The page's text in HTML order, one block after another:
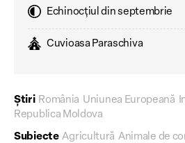
Echinocțiul din septembrie
Cuvioasa Paraschiva
Știri România Uniunea Europeană
Republica Moldova
Subiecte Agricultură Animale de